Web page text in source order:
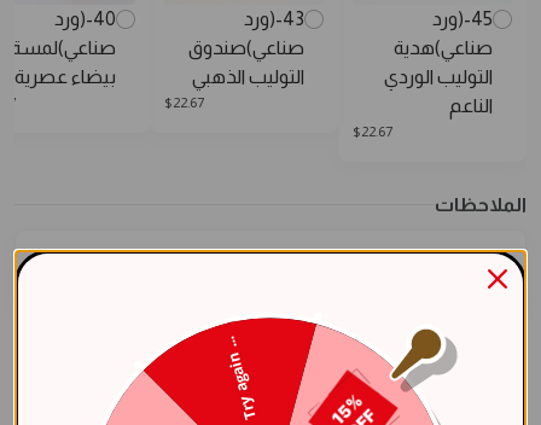
45-(ورد
صناعي)هدية
التوليب الوردي
الناعم
22.67
$
43-(ورد
صناعي)صندوق
التوليب الذهبي
22.67
$
40-(ورد
صناعي)لمسة
بيضاء عصرية
الملاحظات
مشاركة العنصر Try again ...